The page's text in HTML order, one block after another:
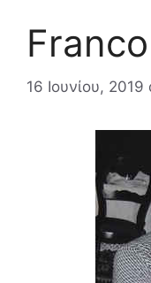
16 Ιουνίου, 2019